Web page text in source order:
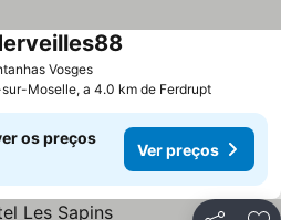
Vosges
Moselle, a 4.0 km de Ferdrupt
os preços
Ver preços